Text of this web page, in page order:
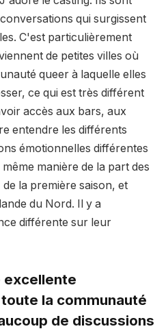
qui surgissent
C'est particulièrement
de petites villes où
queer à laquelle elles
ce qui est très différent
accès aux bars, aux
entendre les différents
émotionnelles différentes
manière de la part des
la première saison, et
du Nord. Il y a
différente sur leur
excellente
la communauté
de discussions